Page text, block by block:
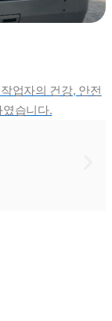
업자의 건강, 안전
였습니다.